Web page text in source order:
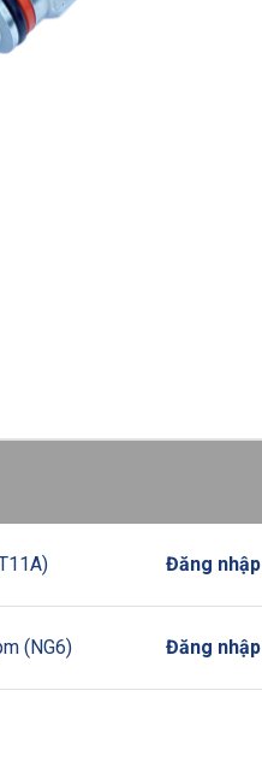
Đăng nhập
(NG6) Đăng nhập